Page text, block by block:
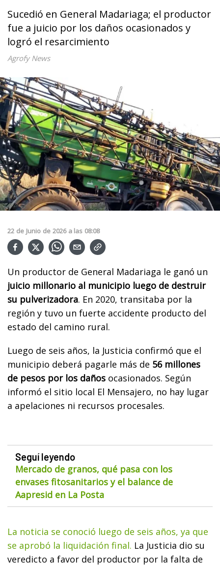
Sucedió en General Madariaga; el productor
fue a juicio por los daños ocasionados y
logró el resarcimiento
Agrofy News
22 de Junio de 2026 a las 08:08
Un productor de General Madariaga le ganó un
juicio millonario al municipio luego de destruir
su pulverizadora. En 2020, transitaba por la
región y tuvo un fuerte accidente producto del
estado del camino rural.
Luego de seis años, la Justicia confirmó que el
municipio deberá pagarle más de 56 millones
de pesos por los daños ocasionados. Según
informó el sitio local El Mensajero, no hay lugar
a apelaciones ni recursos procesales.
Seguí leyendo
Mercado de granos, qué pasa con los
envases fitosanitarios y el balance de
Aapresid en La Posta
La noticia se conoció luego de seis años, ya que
se aprobó la liquidación final. La Justicia dio su
veredicto a favor del productor por la falta de